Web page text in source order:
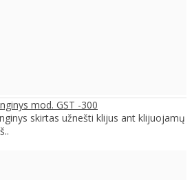
mod. GST -300
skirtas užnešti klijus ant klijuojamų